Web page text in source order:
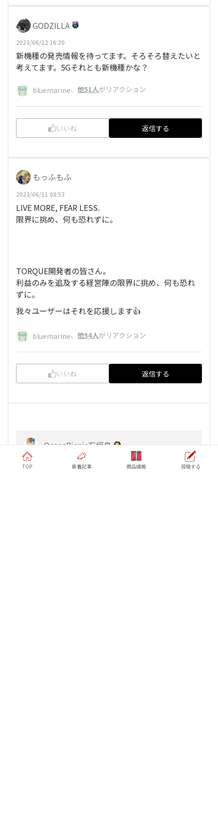
GODZILLA
2023/06/12 16:20
新機種の発売情報を待ってます。そろそろ替えたいと
考えてます。5Gそれとも新機種かな？
bluemarine、 他51人がリアクション
いいね 返信する
もっふもふ
2023/06/11 08:53
LIVE MORE, FEAR LESS.
限界に挑め、何も恐れずに。
TORQUE開発者の皆さん。
利益のみを追及する経営陣の限界に挑め、何も恐れ
ずに。
我々ユーザーはそれを応援します👍
bluemarine、 他54人がリアクション
いいね 返信する
OceanPicnic石垣島
2023/06/28 00:36
TOP 新着記事 商品情報 投稿する